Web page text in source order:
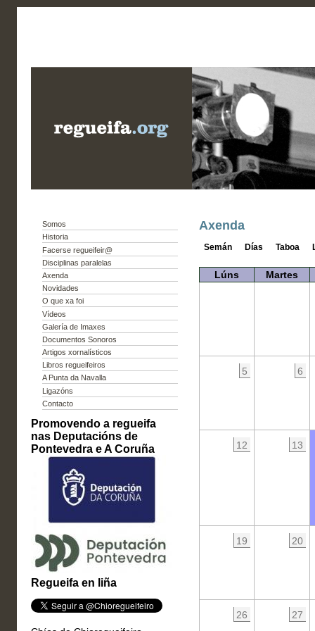
Somos
Historia
Facerse regueifeir@
Disciplinas paralelas
Axenda
Novidades
O que xa foi
Vídeos
Galería de Imaxes
Documentos Sonoros
Artigos xornalísticos
Libros regueifeiros
A Punta da Navalla
Ligazóns
Contacto
Promovendo a regueifa
nas Deputacións de
Pontevedra e A Coruña
Regueifa en liña
Axenda
Semán Días Taboa
Lúns Martes
5 6
12 13
19 20
26 27